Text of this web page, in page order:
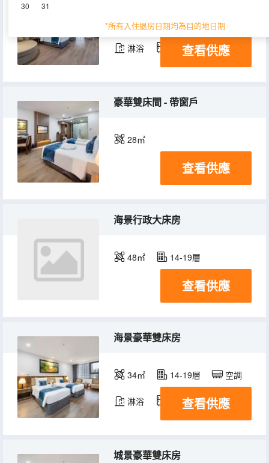
30 31
*所有入住退房日期均為目的地日期
48㎡ 4-7層 空調
淋浴 冰箱查看供應
豪華雙床間 - 帶窗戶
28㎡
查看供應
海景行政大床房
48㎡ 14-19層
查看供應
海景豪華雙床房
34㎡ 14-19層 空調
淋浴 冰箱查看供應
城景豪華雙床房